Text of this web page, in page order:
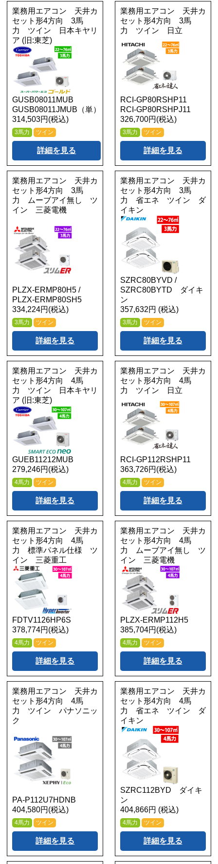
業務用エアコン 天井カ
セット形4方向 3馬
力 ツイン 日本キヤリ
ア (旧:東芝)
GUSB08011MUB
GUSB08011JMUB（単）
314,503円(税込)
3馬力 ツイン
詳細を見る
業務用エアコン 天井カ
セット形4方向 3馬
力 ツイン 日立
RCI-GP80RSHP11
RCI-GP80RSHPJ11
326,700円(税込)
3馬力 ツイン
詳細を見る
業務用エアコン 天井カ
セット形4方向 3馬
力 ムーブアイ無し ツ
イン 三菱電機
PLZX-ERMP80H5 /
PLZX-ERMP80SH5
334,224円(税込)
3馬力 ツイン
詳細を見る
業務用エアコン 天井カ
セット形4方向 3馬
力 省エネ ツイン ダ
イキン
SZRC80BYVD /
SZRC80BYTD ダイキ
ン
357,632円 (税込)
3馬力 ツイン
詳細を見る
業務用エアコン 天井カ
セット形4方向 4馬
力 ツイン 日本キヤリ
ア (旧:東芝)
GUEB11212MUB
279,246円(税込)
4馬力 ツイン
詳細を見る
業務用エアコン 天井カ
セット形4方向 4馬
力 ツイン 日立
RCI-GP112RSHP11
363,726円(税込)
4馬力 ツイン
詳細を見る
業務用エアコン 天井カ
セット形4方向 4馬
力 標準パネル仕様 ツ
イン 三菱重工
FDTV1126HP6S
378,774円(税込)
4馬力 ツイン
詳細を見る
業務用エアコン 天井カ
セット形4方向 4馬
力 ムーブアイ無し ツ
イン 三菱電機
PLZX-ERMP112H5
385,704円(税込)
4馬力 ツイン
詳細を見る
業務用エアコン 天井カ
セット形4方向 4馬
力 ツイン パナソニッ
ク
PA-P112U7HDNB
404,580円(税込)
4馬力 ツイン
詳細を見る
業務用エアコン 天井カ
セット形4方向 4馬
力 省エネ ツイン ダ
イキン
SZRC112BYD ダイキ
ン
404,866円 (税込)
4馬力 ツイン
詳細を見る